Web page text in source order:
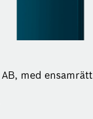
med ensamrätt